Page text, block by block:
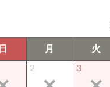
日 月 火
2 3